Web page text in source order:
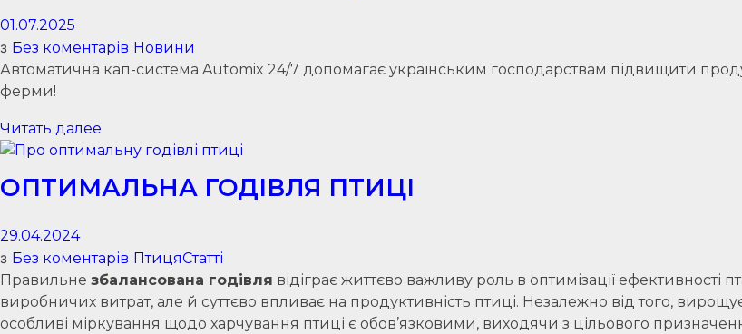
01.07.2025
з Без коментарів Новини
Автоматична кап-система Automix 24/7 допомагає українським господарствам підвищити
ферми!
Читать далее
ОПТИМАЛЬНА ГОДІВЛЯ ПТИЦІ
29.04.2024
з Без коментарів ПтицяСтатті
Правильне збалансована годівля відіграє життєво важливу роль в оптимізації ефективності
виробничих витрат, але й суттєво впливає на продуктивність птиці. Незалежно від того,
особливі міркування щодо харчування птиці є обов’язковими, виходячи з цільового